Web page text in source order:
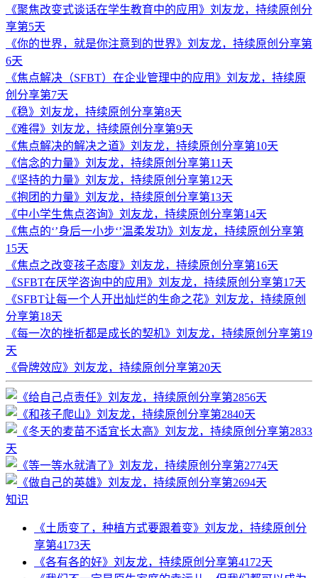
《聚焦改变式谈话在学生教育中的应用》刘友龙，持续原创分
享第5天
《你的世界，就是你注意到的世界》刘友龙，持续原创分享第
6天
《焦点解决（SFBT）在企业管理中的应用》刘友龙，持续原
创分享第7天
《稳》刘友龙，持续原创分享第8天
《难得》刘友龙，持续原创分享第9天
《焦点解决的解决之道》刘友龙，持续原创分享第10天
《信念的力量》刘友龙，持续原创分享第11天
《坚持的力量》刘友龙，持续原创分享第12天
《抱团的力量》刘友龙，持续原创分享第13天
《中小学生焦点咨询》刘友龙，持续原创分享第14天
《焦点的‘’身后一小步‘’温柔发功》刘友龙，持续原创分享第
15天
《焦点之改变孩子态度》刘友龙，持续原创分享第16天
《SFBT在厌学咨询中的应用》刘友龙，持续原创分享第17天
《SFBT让每一个人开出灿烂的生命之花》刘友龙，持续原创
分享第18天
《每一次的挫折都是成长的契机》刘友龙，持续原创分享第19
天
《骨牌效应》刘友龙，持续原创分享第20天
知识
《土质变了，种植方式要跟着变》刘友龙，持续原创分
享第4173天
《各有各的好》刘友龙，持续原创分享第4172天